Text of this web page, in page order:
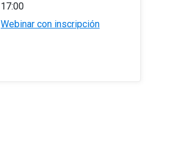
17:00
Webinar con inscripción